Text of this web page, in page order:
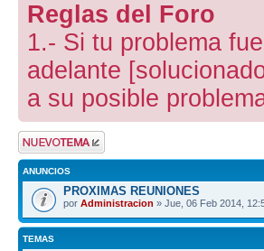
Reglas del Foro
1.- Si tu problema
adelante
a su posible
Publicar un nuevo
tema
ANUNCIOS
PROXIMAS REUNIONES
por Administracion » Jue, 06 Feb 2014,
TEMAS